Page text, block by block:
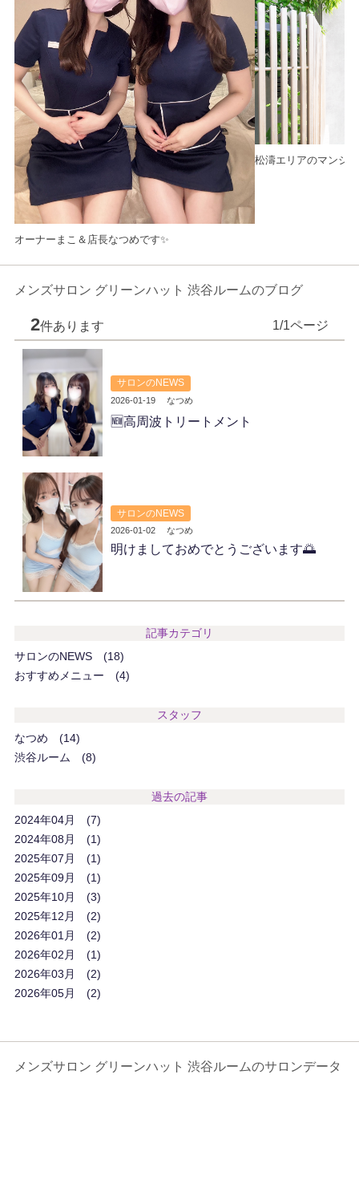
オーナーまこ＆店長なつめです✨
松濤エリアのマンシ
メンズサロン グリーンハット 渋谷ルームのブログ
2件あります 1/1ページ
サロンのNEWS
2026-01-19 なつめ
🆕高周波トリートメント
サロンのNEWS
2026-01-02 なつめ
明けましておめでとうございます🌅
記事カテゴリ
サロンのNEWS
18
おすすめメニュー
4
スタッフ
なつめ
14
渋谷ルーム
8
過去の記事
2024年04月
7
2024年08月
1
2025年07月
1
2025年09月
1
2025年10月
3
2025年12月
2
2026年01月
2
2026年02月
1
2026年03月
2
2026年05月
2
メンズサロン グリーンハット 渋谷ルームのサロンデータ